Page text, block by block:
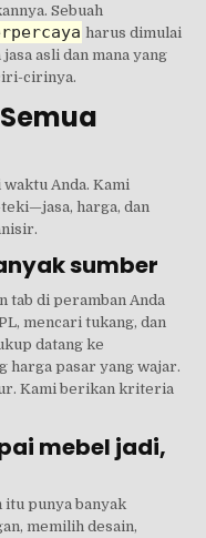
Sebuah
harus dimulai
asli dan mana yang
cirinya.
Anda. Kami
harga, dan
sumber
tab di peramban Anda
mencari tukang, dan
datang ke
harga pasar yang wajar.
Kami berikan kriteria
mebel jadi,
punya banyak
memilih desain,